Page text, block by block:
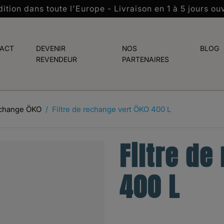
dans toute l'Europe - Livraison en 1 à 5 jours
DEVENIR
REVENDEUR
NOS
PARTENAIRES
BLOG
ÖKO Filtre de rechange vert ÖKO 400 L
Filtre de
400 L